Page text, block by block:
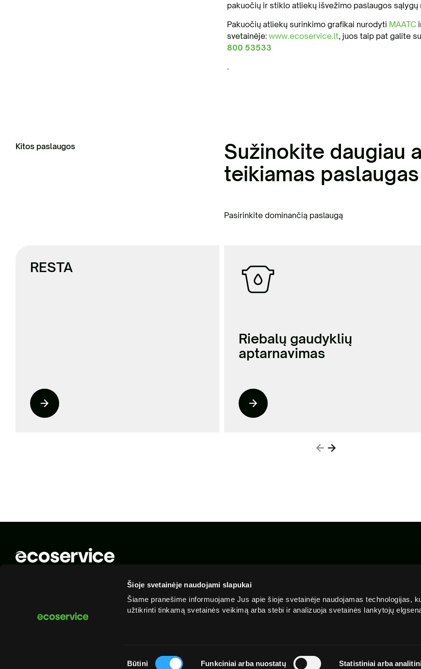
Šioje svetainėje naudojami slapukai
Šiame pranešime informuojame Jus apie šioje svetainėje naudojamas technologijas,
užtikrinti tinkamą svetainės veikimą arba stebi ir analizuoja svetainės lankytojų
Būtini Funkciniai arba nuostatų Statistiniai arba
pakuočių ir stiklo atliekų išvežimo paslaugos
Pakuočių atliekų surinkimo grafikai nurodyti MAATC
svetainėje: www.ecoservice.lt, juos taip pat galite
800 53533
.
Kitos paslaugos
Sužinokite daugiau
teikiamas paslaugas
Pasirinkite dominančią paslaugą
RESTA
Riebalų gaudyklių
aptarnavimas
© 2025 „Ecoservice“. Visos teisės saugomos